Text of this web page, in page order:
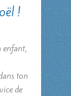
!
enfant,
ton
de